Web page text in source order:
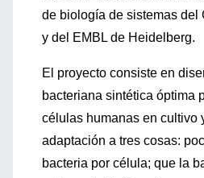
de biología de sistemas del
y del EMBL de Heidelberg.
El proyecto consiste en
bacteriana sintética óptima
células humanas en cultivo
adaptación a tres cosas:
bacteria por célula; que la